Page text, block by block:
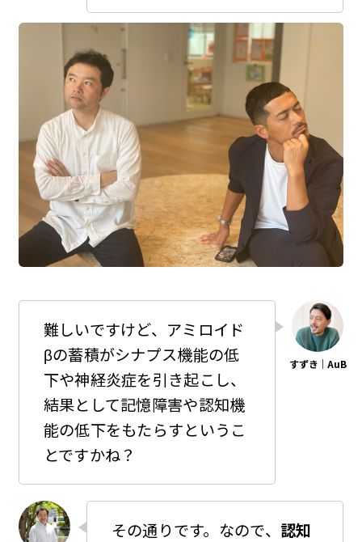
難しいですけど、アミロイド
βの蓄積がシナプス機能の低
下や神経炎症を引き起こし、
結果として記憶障害や認知機
能の低下をもたらすというこ
とですかね？
その通りです。なので、 認知